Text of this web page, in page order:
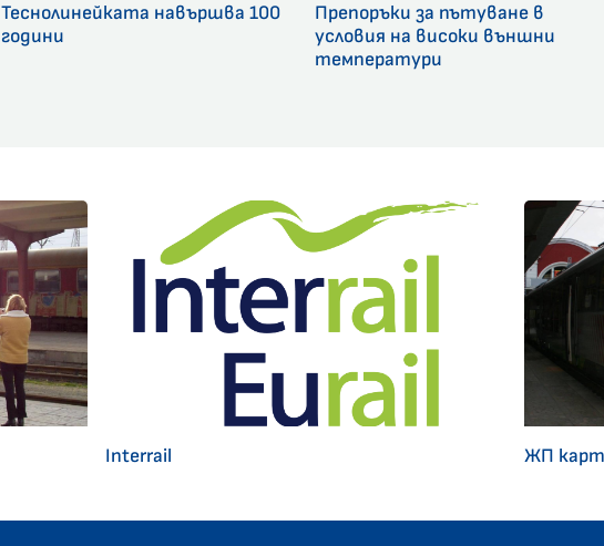
Теснолинейката навършва 100
години
Препоръки за пътуване в
условия на високи външни
температури
Interrail ЖП